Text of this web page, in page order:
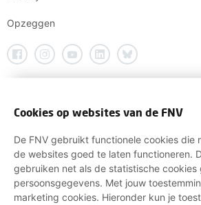
Opzeggen
Cookies op websites van de FNV
De FNV gebruikt functionele cookies die
de websites goed te laten functioneren.
gebruiken net als de statistische cookies
persoonsgegevens. Met jouw
marketing cookies. Hieronder kun je